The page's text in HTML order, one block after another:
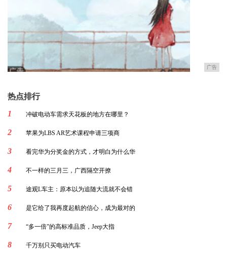
广告
热点排行
1
冲破电动车需求天花板的地方在哪里？
2 苹果为LBS AR艺术课程申请三项商
3 看完华为分奖金的方式，才明白为什么华
4 不一样的三月三，广西隔空开撩
5 途观L车主：原本以为追随大流就不会错
6 是它给了我再度起航的信心，成为最对的
7 “多一倍”的高标准品质，Jeep大指
8 千万别只买电动汽车